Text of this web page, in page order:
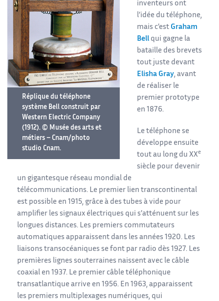
Réplique du téléphone
système Bell construit par
Western Electric Company
(1912). © Musée des arts et
métiers – Cnam/photo
studio Cnam.
inventeurs ont
l’idée du téléphone,
mais c’est Graham
Bell qui gagne la
bataille des brevets
tout juste devant
Elisha Gray, avant
de réaliser le
premier prototype
en 1876.
Le téléphone se
développe ensuite
tout au long du XXe
siècle pour devenir
un gigantesque réseau mondial de
télécommunications. Le premier lien transcontinental
est possible en 1915, grâce à des tubes à vide pour
amplifier les signaux électriques qui s’atténuent sur les
longues distances. Les premiers commutateurs
automatiques apparaissent dans les années 1920. Les
liaisons transocéaniques se font par radio dès 1927. Les
premières lignes souterraines naissent avec le câble
coaxial en 1937. Le premier câble téléphonique
transatlantique arrive en 1956. En 1963, apparaissent
les premiers multiplexages numériques, qui